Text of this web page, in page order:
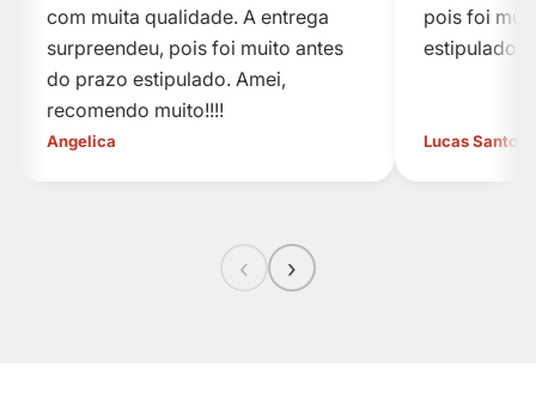
com muita qualidade. A entrega
surpreendeu, pois foi muito antes
do prazo estipulado. Amei,
recomendo muito!!!!
Angelica
pois foi
estipulado.
Lucas Santos
‹ ›